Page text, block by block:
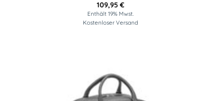
109,95 €
Enthält 19% Mwst.
Kostenloser Versand